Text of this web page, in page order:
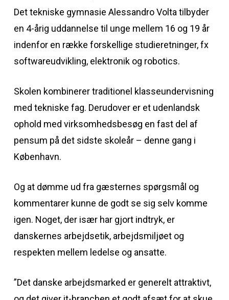
Det tekniske gymnasie Alessandro Volta tilbyder
en 4-årig uddannelse til unge mellem 16 og 19 år
indenfor en række forskellige studieretninger, fx
softwareudvikling, elektronik og robotics.
Skolen kombinerer traditionel klasseundervisning
med tekniske fag. Derudover er et udenlandsk
ophold med virksomhedsbesøg en fast del af
pensum på det sidste skoleår – denne gang i
København.
Og at dømme ud fra gæsternes spørgsmål og
kommentarer kunne de godt se sig selv komme
igen. Noget, der især har gjort indtryk, er
danskernes arbejdsetik, arbejdsmiljøet og
respekten mellem ledelse og ansatte.
”Det danske arbejdsmarked er generelt attraktivt,